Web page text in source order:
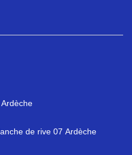
de rive 07 Ardèche